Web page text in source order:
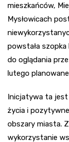
mieszkańców,
Mysłowicach
powstała
do oglądania
lutego
Inicjatywa ta jest
życia i
obszary miasta.
wykorzystanie